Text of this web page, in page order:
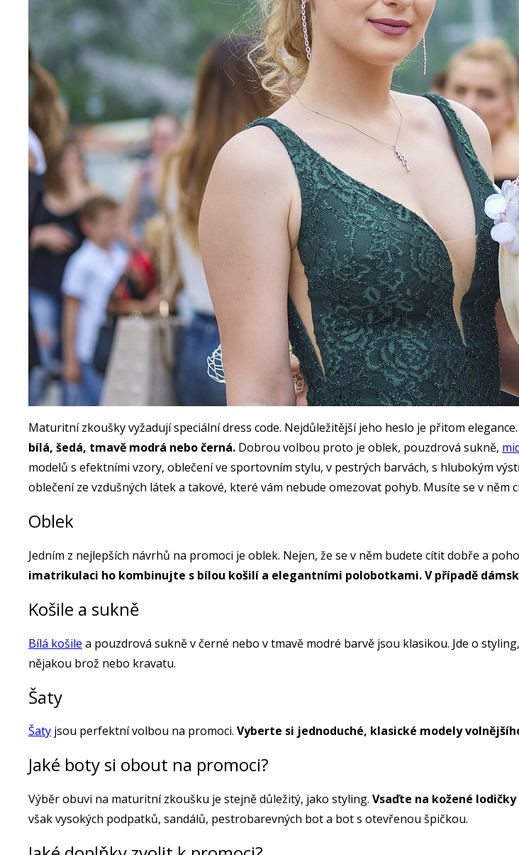
Maturitní zkoušky vyžadují speciální dress code. Nejdůležitější jeho heslo je přitom elegance.
bílá, šedá, tmavě modrá nebo černá. Dobrou volbou proto je oblek, pouzdrová sukně,
modelů s efektními vzory, oblečení ve sportovním stylu, v pestrých barvách, s hlubokým
oblečení ze vzdušných látek a takové, které vám nebude omezovat pohyb. Musíte se v něm
Oblek
Jedním z nejlepších návrhů na promoci je oblek. Nejen, že se v něm budete cítit dobře a
imatrikulaci ho kombinujte s bílou košilí a elegantními polobotkami. V případě
Košile a sukně
Bílá košile a pouzdrová sukně v černé nebo v tmavě modré barvě jsou klasikou. Jde o
nějakou brož nebo kravatu.
Šaty
Šaty jsou perfektní volbou na promoci. Vyberte si jednoduché, klasické modely
Jaké boty si obout na promoci?
Výběr obuvi na maturitní zkoušku je stejně důležitý, jako styling. Vsaďte na kožené
však vysokých podpatků, sandálů, pestrobarevných bot a bot s otevřenou špičkou.